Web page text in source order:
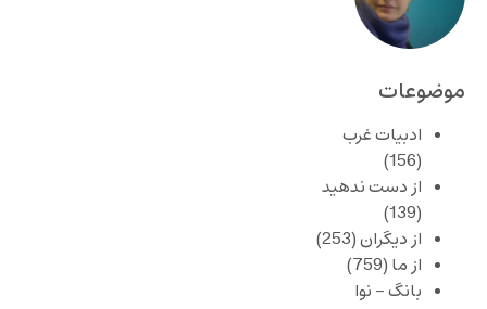
موضوعات
ادبیات غرب
(156)
از دست ندهید
(139)
از دیگران(253)
از ما (759)
بانگ – نوا